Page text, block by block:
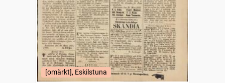
[omärkt], Eskilstuna